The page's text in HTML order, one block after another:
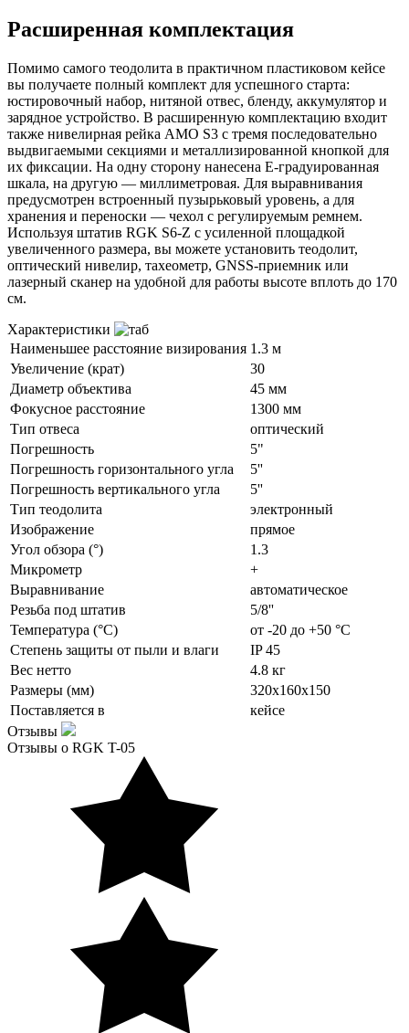
Расширенная комплектация
Помимо самого теодолита в практичном пластиковом кейсе
вы получаете полный комплект для успешного старта:
юстировочный набор, нитяной отвес, бленду, аккумулятор и
зарядное устройство. В расширенную комплектацию входит
также нивелирная рейка AMO S3 с тремя последовательно
выдвигаемыми секциями и металлизированной кнопкой для
их фиксации. На одну сторону нанесена Е-градуированная
шкала, на другую — миллиметровая. Для выравнивания
предусмотрен встроенный пузырьковый уровень, а для
хранения и переноски — чехол с регулируемым ремнем.
Используя штатив RGK S6-Z с усиленной площадкой
увеличенного размера, вы можете установить теодолит,
оптический нивелир, тахеометр, GNSS-приемник или
лазерный сканер на удобной для работы высоте вплоть до 170
см.
Характеристики
Наименьшее расстояние визирования 1.3 м
Увеличение (крат)
30
Диаметр объектива
45 мм
Фокусное расстояние
1300 мм
Тип отвеса
оптический
Погрешность
5"
Погрешность горизонтального угла
5''
Погрешность вертикального угла
5''
Тип теодолита
электронный
Изображение
прямое
Угол обзора (°)
1.3
Микрометр
+
Выравнивание
автоматическое
Резьба под штатив
5/8''
Температура (°C)
от -20 до +50 °C
Степень защиты от пыли и влаги
IP 45
Вес нетто
4.8 кг
Размеры (мм)
320х160х150
Поставляется в
кейсе
Отзывы
Отзывы о RGK T-05